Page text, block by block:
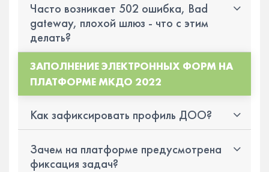
Часто возникает 502 ошибка, Bad
gateway, плохой шлюз - что с этим
делать?
ЗАПОЛНЕНИЕ ЭЛЕКТРОННЫХ ФОРМ НА
ПЛАТФОРМЕ МКДО 2022
Как зафиксировать профиль ДОО?
Зачем на платформе предусмотрена
фиксация задач?